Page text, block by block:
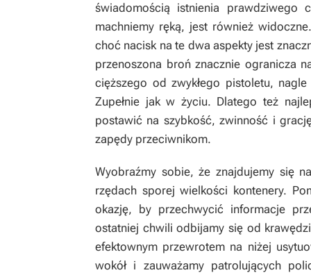
świadomością istnienia prawdziwego
machniemy ręką, jest również
choć nacisk na te dwa aspekty jest
przenoszona broń znacznie ogranicza
cięższego od zwykłego pistoletu,
Zupełnie jak w życiu. Dlatego też
postawić na szybkość, zwinność i
zapędy przeciwnikom.
Wyobraźmy sobie, że znajdujemy się
rzędach sporej wielkości kontenery.
okazję, by przechwycić informacje
ostatniej chwili odbijamy się od
efektownym przewrotem na niżej
wokół i zauważamy patrolujących